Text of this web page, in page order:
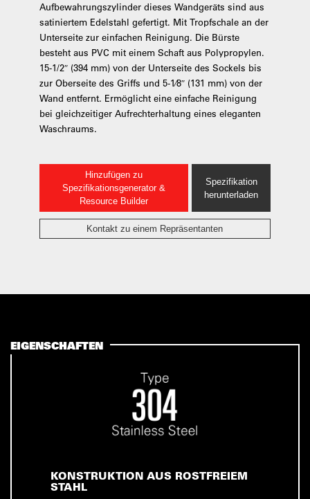
Aufbewahrungszylinder dieses Wandgeräts sind aus
satiniertem Edelstahl gefertigt. Mit Tropfschale an der
Unterseite zur einfachen Reinigung. Die Bürste
besteht aus PVC mit einem Schaft aus Polypropylen.
15-1/2″ (394 mm) von der Unterseite des Sockels bis
zur Oberseite des Griffs und 5-1⁄8″ (131 mm) von der
Wand entfernt. Ermöglicht eine einfache Reinigung
bei gleichzeitiger Aufrechterhaltung eines eleganten
Waschraums.
Hinzufügen zu
Spezifikationsgenerator &
Resource Builder
Spezifikation
herunterladen
Kontakt zu einem Repräsentanten
EIGENSCHAFTEN
KONSTRUKTION AUS ROSTFREIEM
STAHL